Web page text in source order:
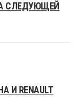
СЛЕДУЮЩЕЙ
RENAULT